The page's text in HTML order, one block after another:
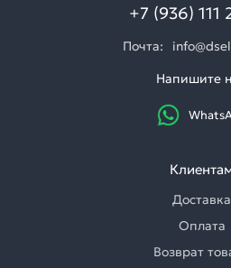
+7 (936) 111
Почта:
Напишите
Доставка
Оплата
Возврат